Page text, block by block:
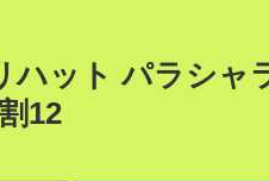
ハット パラシャ
12